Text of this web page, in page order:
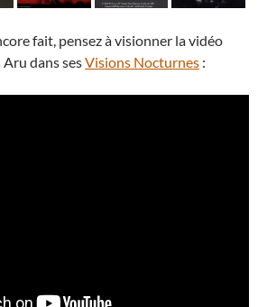
fait, pensez à visionner la vidéo
dans sesVisions Nocturnes :